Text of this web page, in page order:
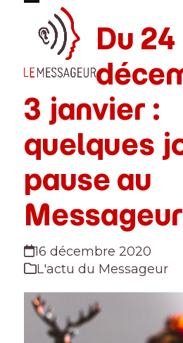
content
Open
mobile
menu
Close
mobile
menu
Du 24
3 janvier :
quelques
pause au
Messageur
16 décembre 2020
L'actu du Messageur